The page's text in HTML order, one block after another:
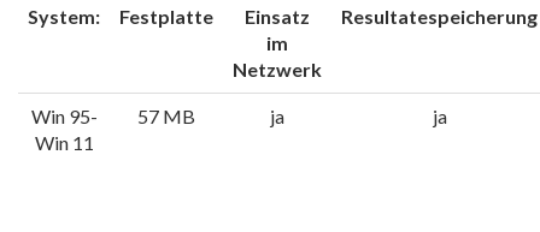
System: Festplatte
Einsatz
im
Netzwerk
Resultatespeicherung
Win 95-
Win 11
57 MB ja ja